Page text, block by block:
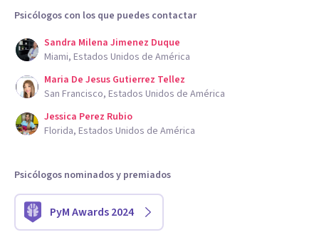
Psicólogos con los que puedes contactar
Sandra Milena Jimenez Duque
Miami, Estados Unidos de América
Maria De Jesus Gutierrez Tellez
San Francisco, Estados Unidos de América
Jessica Perez Rubio
Florida, Estados Unidos de América
Psicólogos nominados y premiados
PyM Awards 2024